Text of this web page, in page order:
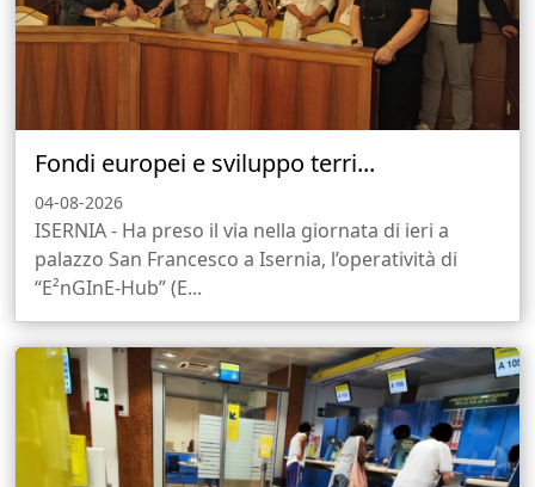
Fondi europei e sviluppo terri...
04-08-2026
ISERNIA - Ha preso il via nella giornata di ieri a
palazzo San Francesco a Isernia, l’operatività di
“E²nGInE-Hub” (E...